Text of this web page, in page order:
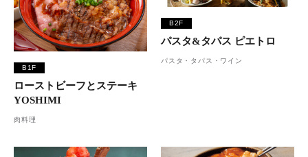
B1F
ローストビーフとステーキ
YOSHIMI
肉料理
B2F
パスタ&タパス ピエトロ
パスタ・タパス・ワイン